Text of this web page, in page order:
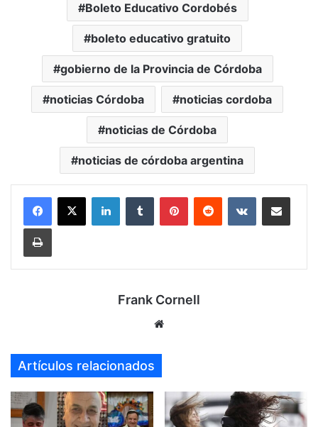
Boleto Educativo Cordobés
boleto educativo gratuito
gobierno de la Provincia de Córdoba
noticias Córdoba noticias cordoba
noticias de Córdoba
noticias de córdoba argentina
LinkedInTumblr PinterestReddit VKontakteCompartir por mail
Imprimir
Frank Cornell
Artículos relacionados